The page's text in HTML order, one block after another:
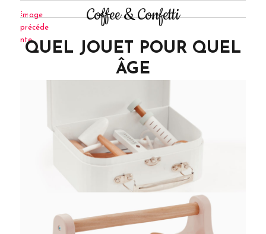
Coffee & Confetti
Image
précéde
nte
QUEL JOUET POUR QUEL
ÂGE